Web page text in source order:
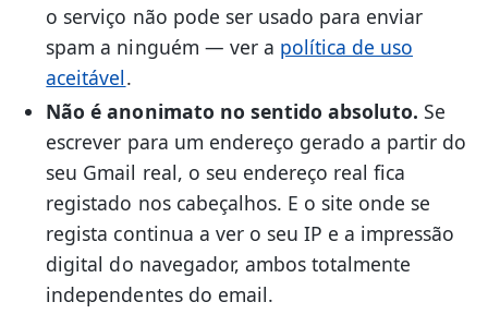
o serviço não pode ser usado para enviar
spam a ninguém — ver a política de uso
aceitável.
Não é anonimato no sentido absoluto. Se
escrever para um endereço gerado a partir do
seu Gmail real, o seu endereço real fica
registado nos cabeçalhos. E o site onde se
regista continua a ver o seu IP e a impressão
digital do navegador, ambos totalmente
independentes do email.